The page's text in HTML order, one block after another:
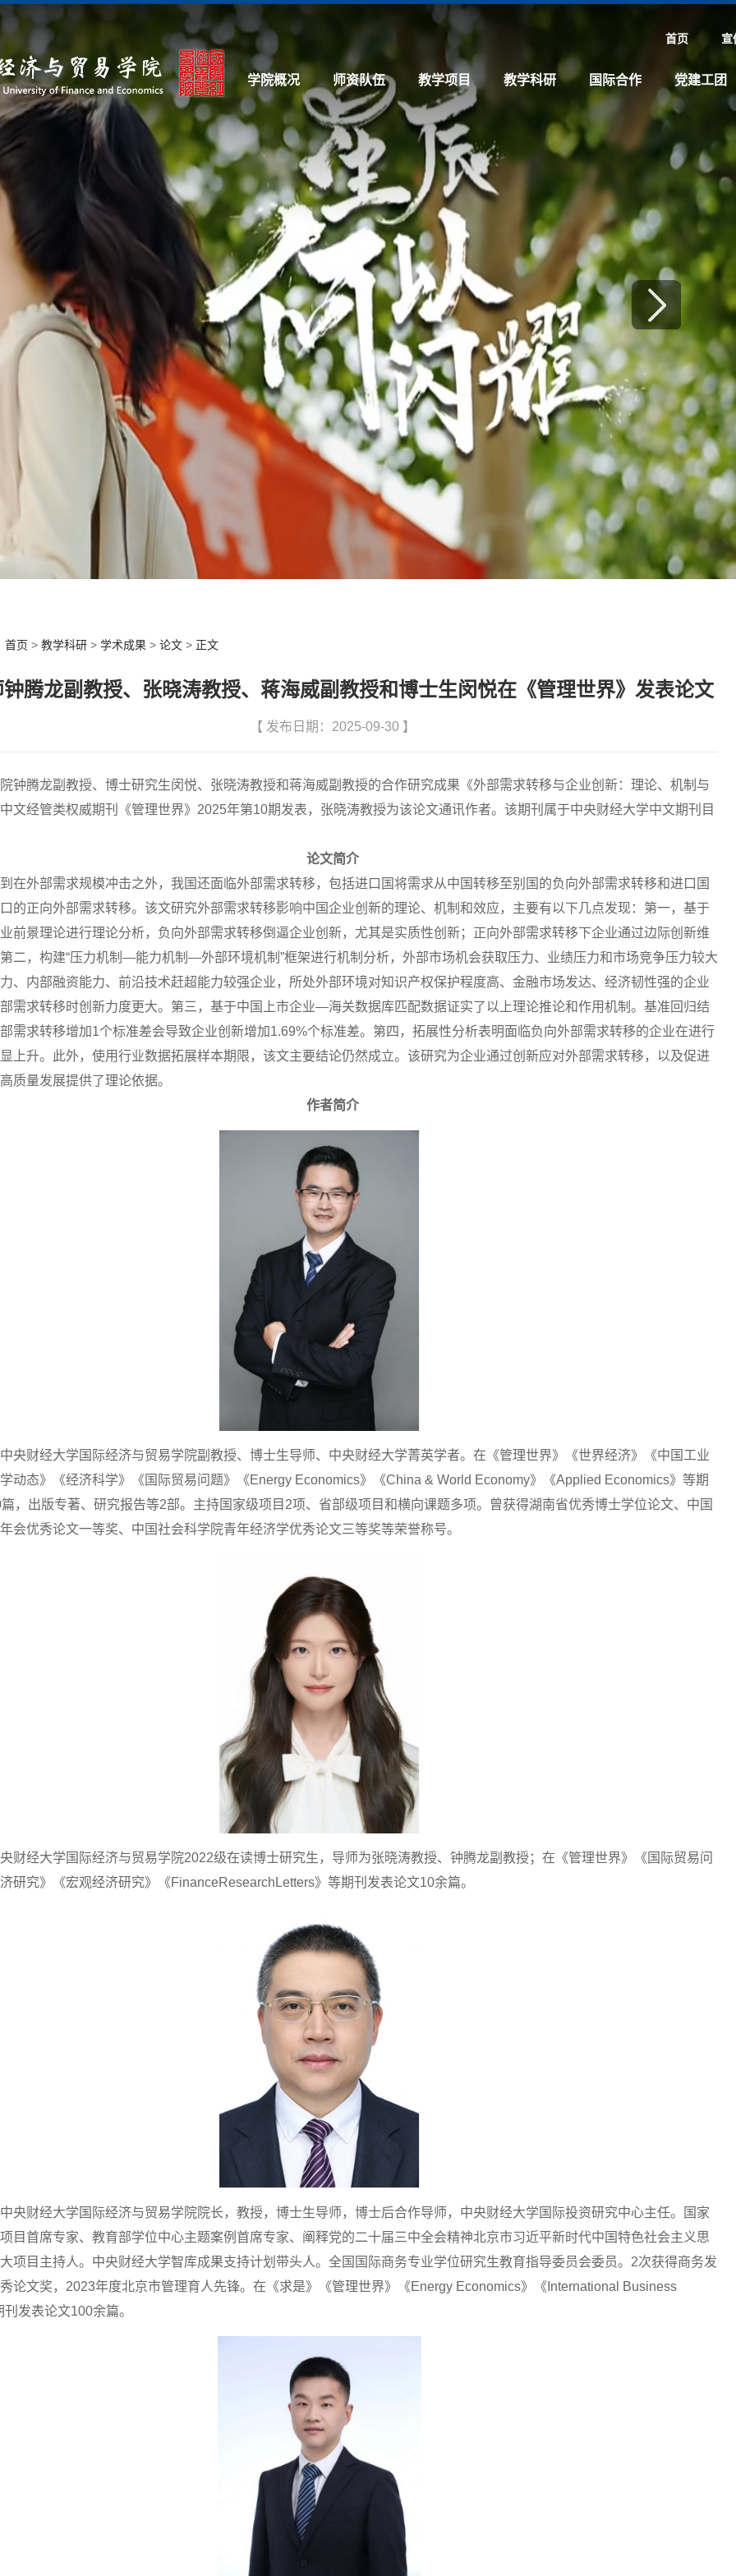
宣
首页
学院概况 师资队伍 教学项目 教学科研 国际合作 党建工团
首页 > 教学科研 > 学术成果 > 论文 > 正文
腾龙副教授、张晓涛教授、蒋海威副教授和博士生闵悦在《管理世界》发表论文
【 发布日期：2025-09-30 】
钟腾龙副教授、博士研究生闵悦、张晓涛教授和蒋海威副教授的合作研究成果《外部需求转移与企业创新：理论、机制与
文经管类权威期刊《管理世界》2025年第10期发表，张晓涛教授为该论文通讯作者。该期刊属于中央财经大学中文期刊目
论文简介
在外部需求规模冲击之外，我国还面临外部需求转移，包括进口国将需求从中国转移至别国的负向外部需求转移和进口国
的正向外部需求转移。该文研究外部需求转移影响中国企业创新的理论、机制和效应，主要有以下几点发现：第一，基于
前景理论进行理论分析，负向外部需求转移倒逼企业创新，尤其是实质性创新；正向外部需求转移下企业通过边际创新维
二，构建“压力机制—能力机制—外部环境机制”框架进行机制分析，外部市场机会获取压力、业绩压力和市场竞争压力较大
、内部融资能力、前沿技术赶超能力较强企业，所处外部环境对知识产权保护程度高、金融市场发达、经济韧性强的企业
需求转移时创新力度更大。第三，基于中国上市企业—海关数据库匹配数据证实了以上理论推论和作用机制。基准回归结
需求转移增加1个标准差会导致企业创新增加1.69%个标准差。第四，拓展性分析表明面临负向外部需求转移的企业在进行
上升。此外，使用行业数据拓展样本期限，该文主要结论仍然成立。该研究为企业通过创新应对外部需求转移，以及促进
质量发展提供了理论依据。
作者简介
央财经大学国际经济与贸易学院副教授、博士生导师、中央财经大学菁英学者。在《管理世界》《世界经济》《中国工业
动态》《经济科学》《国际贸易问题》《Energy Economics》《China & World Economy》《Applied Economics》等期
，出版专著、研究报告等2部。主持国家级项目2项、省部级项目和横向课题多项。曾获得湖南省优秀博士学位论文、中国
会优秀论文一等奖、中国社会科学院青年经济学优秀论文三等奖等荣誉称号。
财经大学国际经济与贸易学院2022级在读博士研究生，导师为张晓涛教授、钟腾龙副教授；在《管理世界》《国际贸易问
研究》《宏观经济研究》《FinanceResearchLetters》等期刊发表论文10余篇。
央财经大学国际经济与贸易学院院长，教授，博士生导师，博士后合作导师，中央财经大学国际投资研究中心主任。国家
目首席专家、教育部学位中心主题案例首席专家、阐释党的二十届三中全会精神北京市习近平新时代中国特色社会主义思
项目主持人。中央财经大学智库成果支持计划带头人。全国国际商务专业学位研究生教育指导委员会委员。2次获得商务发
论文奖，2023年度北京市管理育人先锋。在《求是》《管理世界》《Energy Economics》《International Business
发表论文100余篇。